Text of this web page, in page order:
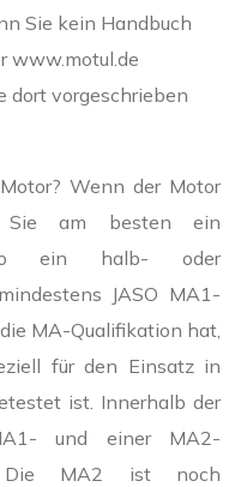
Sie kein Handbuch
www.motul.de
dort vorgeschrieben
Wenn der Motor
Sie am besten ein
ein halb- oder
JASO MA1-
MA-Qualifikation hat,
für den Einsatz in
ist. Innerhalb der
und einer MA2-
Die MA2 ist noch